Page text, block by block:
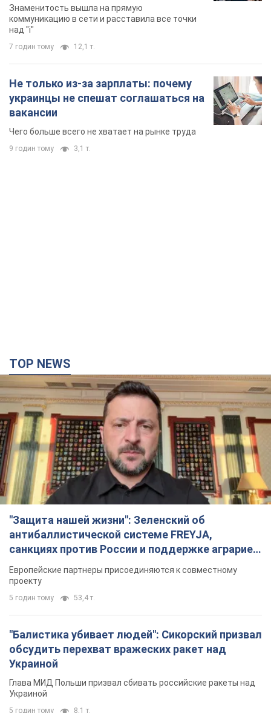
Чего больше всего не хватает на рынке труда
9 годин тому
"Защита нашей жизни": Зеленский об
антибаллистической системе FREYJA,
санкциях против России и поддержке аграриев.
Видео
Европейские партнеры присоединяются к совместному
проекту
5 годин тому 53,4 т.
"Балистика убивает людей": Сикорский призвал
обсудить перехват вражеских ракет над
Украиной
Россия нанесла удар с помощью дрона по
немецкому судну в Чёрном море у Одессы:
подробности
нанесли еще один удар беспилотником по судну